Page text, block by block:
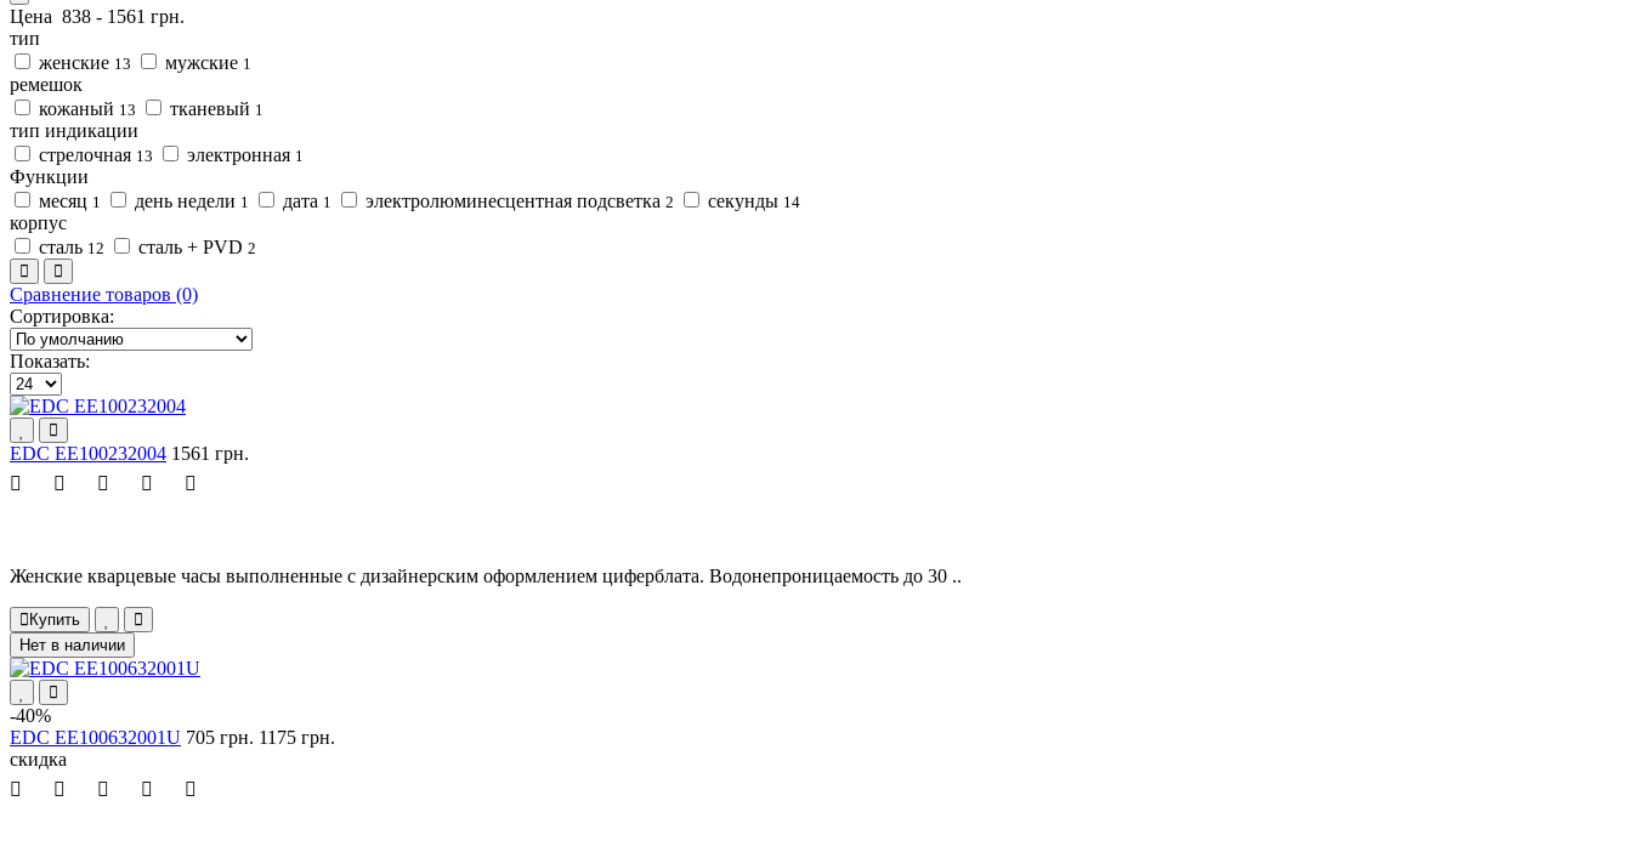
Цена 838 - 1561 грн.
тип
женские 13 мужские 1
ремешок
кожаный 13 тканевый 1
тип индикации
стрелочная 13 электронная 1
Функции
месяц 1 день недели 1 дата 1 электролюминесцентная подсветка 2 секунды 14
корпус
сталь 12 сталь + PVD 2
Сравнение товаров (0)
Сортировка:
Показать:
EDC EE100232004 1561 грн.
Женские кварцевые часы выполненные с дизайнерским оформлением циферблата. Водонепроницаемость до 30 ..
Купить
Нет в наличии
-40%
EDC EE100632001U 705 грн. 1175 грн.
скидка